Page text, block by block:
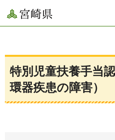
宮崎県
特別児童扶養手当
環器疾患の障害）